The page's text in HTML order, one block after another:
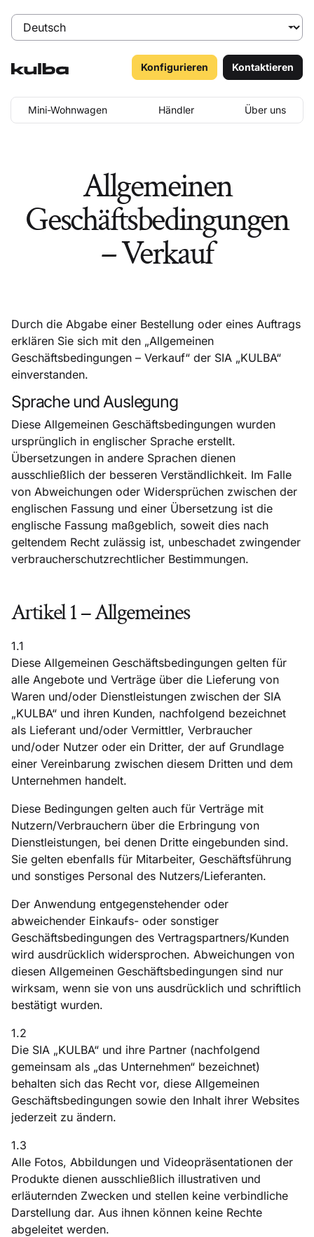
Mini-Wohnwagen Händler Über uns
Konfigurieren Kontaktieren
Allgemeinen
Geschäftsbedingungen
– Verkauf
Durch die Abgabe einer Bestellung oder eines Auftrags
erklären Sie sich mit den „Allgemeinen
Geschäftsbedingungen – Verkauf“ der SIA „KULBA“
einverstanden.
Sprache und Auslegung
Diese Allgemeinen Geschäftsbedingungen wurden
ursprünglich in englischer Sprache erstellt.
Übersetzungen in andere Sprachen dienen
ausschließlich der besseren Verständlichkeit. Im Falle
von Abweichungen oder Widersprüchen zwischen der
englischen Fassung und einer Übersetzung ist die
englische Fassung maßgeblich, soweit dies nach
geltendem Recht zulässig ist, unbeschadet zwingender
verbraucherschutzrechtlicher Bestimmungen.
Artikel 1 – Allgemeines
1.1
Diese Allgemeinen Geschäftsbedingungen gelten für
alle Angebote und Verträge über die Lieferung von
Waren und/oder Dienstleistungen zwischen der SIA
„KULBA“ und ihren Kunden, nachfolgend bezeichnet
als Lieferant und/oder Vermittler, Verbraucher
und/oder Nutzer oder ein Dritter, der auf Grundlage
einer Vereinbarung zwischen diesem Dritten und dem
Unternehmen handelt.
Diese Bedingungen gelten auch für Verträge mit
Nutzern/Verbrauchern über die Erbringung von
Dienstleistungen, bei denen Dritte eingebunden sind.
Sie gelten ebenfalls für Mitarbeiter, Geschäftsführung
und sonstiges Personal des Nutzers/Lieferanten.
Der Anwendung entgegenstehender oder
abweichender Einkaufs- oder sonstiger
Geschäftsbedingungen des Vertragspartners/Kunden
wird ausdrücklich widersprochen. Abweichungen von
diesen Allgemeinen Geschäftsbedingungen sind nur
wirksam, wenn sie von uns ausdrücklich und schriftlich
bestätigt wurden.
1.2
Die SIA „KULBA“ und ihre Partner (nachfolgend
gemeinsam als „das Unternehmen“ bezeichnet)
behalten sich das Recht vor, diese Allgemeinen
Geschäftsbedingungen sowie den Inhalt ihrer Websites
jederzeit zu ändern.
1.3
Alle Fotos, Abbildungen und Videopräsentationen der
Produkte dienen ausschließlich illustrativen und
erläuternden Zwecken und stellen keine verbindliche
Darstellung dar. Aus ihnen können keine Rechte
abgeleitet werden.